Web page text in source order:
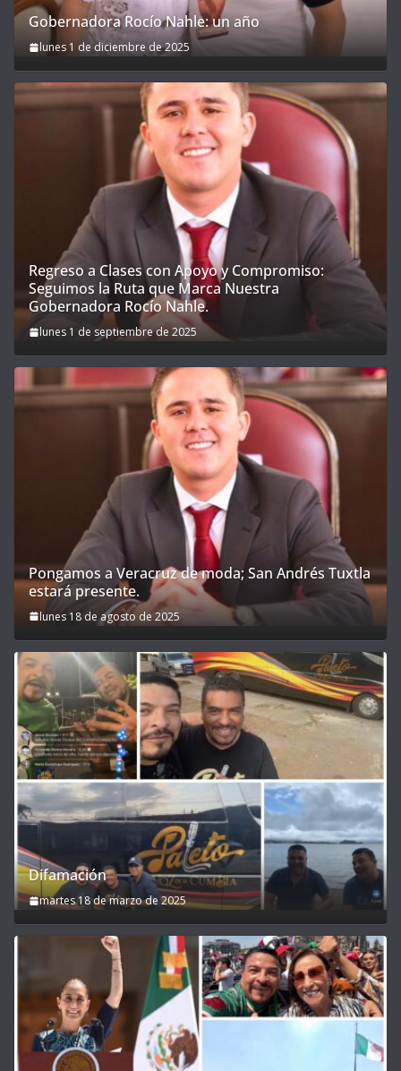
Gobernadora Rocío Nahle: un año
lunes 1 de diciembre de 2025
Regreso a Clases con Apoyo y Compromiso:
Seguimos la Ruta que Marca Nuestra
Gobernadora Rocío Nahle.
lunes 1 de septiembre de 2025
Pongamos a Veracruz de moda; San Andrés Tuxtla
estará presente.
lunes 18 de agosto de 2025
Difamación
martes 18 de marzo de 2025